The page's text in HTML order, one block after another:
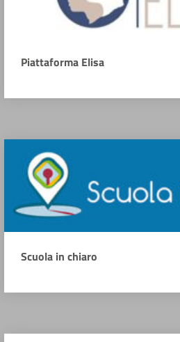
Piattaforma Elisa
Scuola in chiaro